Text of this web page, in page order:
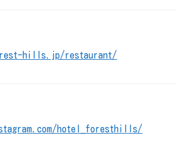
hills.jp/restaurant/
hotel_foresthills/